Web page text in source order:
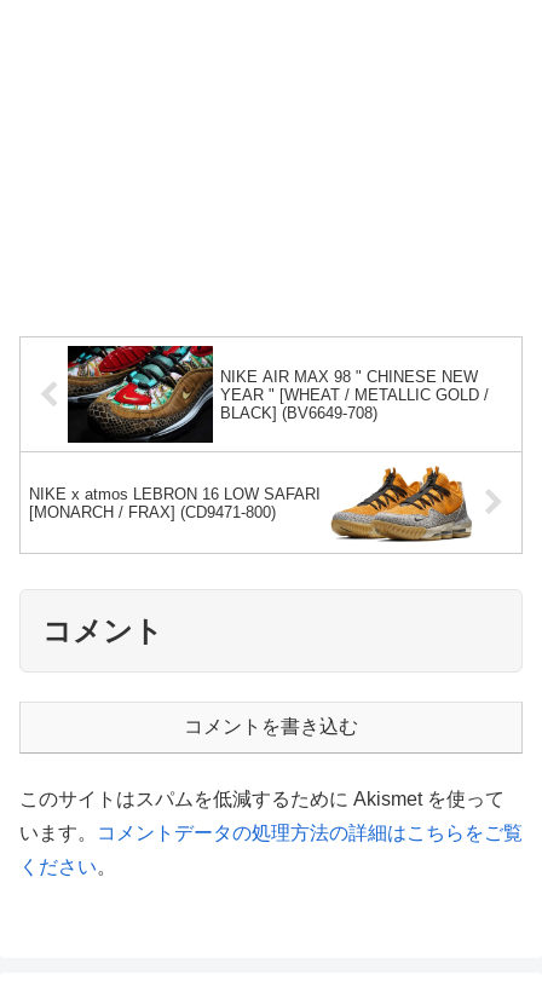
NIKE AIR MAX 98 " CHINESE NEW
YEAR " [WHEAT / METALLIC GOLD /
BLACK] (BV6649-708)
NIKE x atmos LEBRON 16 LOW SAFARI
[MONARCH / FRAX] (CD9471-800)
コメント
コメントを書き込む
このサイトはスパムを低減するために Akismet を使って
います。
コメントデータの処理方法の詳細はこちらをご覧
ください。